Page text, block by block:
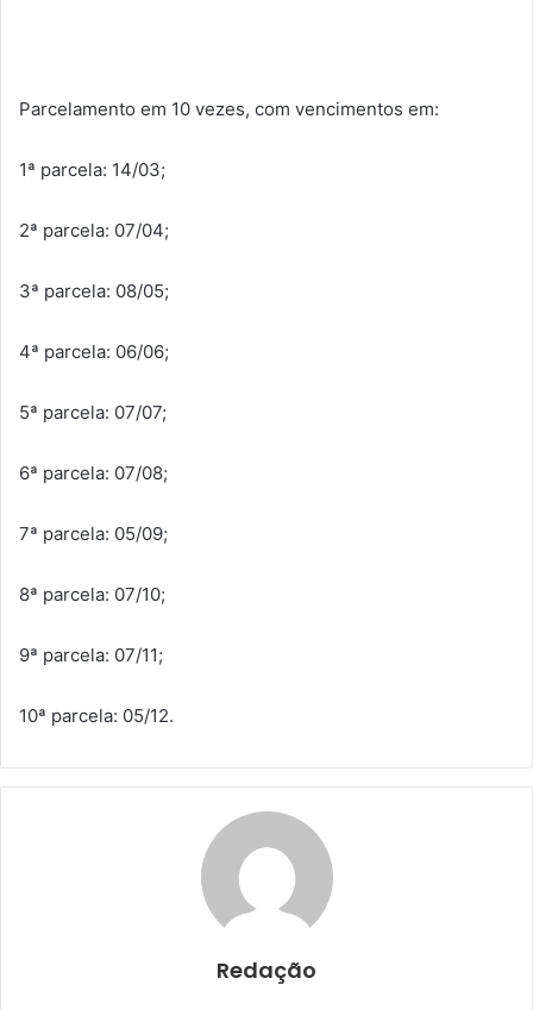
Parcelamento em 10 vezes, com vencimentos em:
1ª parcela: 14/03;
2ª parcela: 07/04;
3ª parcela: 08/05;
4ª parcela: 06/06;
5ª parcela: 07/07;
6ª parcela: 07/08;
7ª parcela: 05/09;
8ª parcela: 07/10;
9ª parcela: 07/11;
10ª parcela: 05/12.
Redação